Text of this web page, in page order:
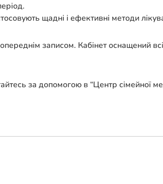
щадні і ефективні методи
записом. Кабінет оснащений
за допомогою в “Центр сімейної